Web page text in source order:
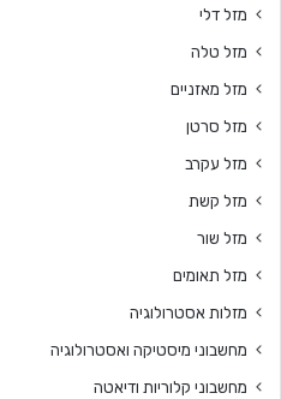
מזל דלי
מזל טלה
מזל מאזניים
מזל סרטן
מזל עקרב
מזל קשת
מזל שור
מזל תאומים
מזלות אסטרולוגיה
מחשבוני מיסטיקה ואסטרולוגיה
מחשבוני קלוריות ודיאטה